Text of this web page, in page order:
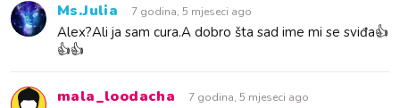
Ms.Julia 7 godina, 5 mjeseci ago
Alex?Ali ja sam cura.A dobro šta sad ime mi se sviđa👍
👍👍
mala_loodacha 7 godina, 5 mjeseci ago